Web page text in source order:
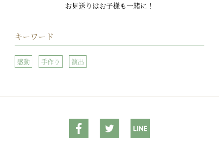
お見送りはお子様も一緒に！
キーワード
感動 手作り 演出